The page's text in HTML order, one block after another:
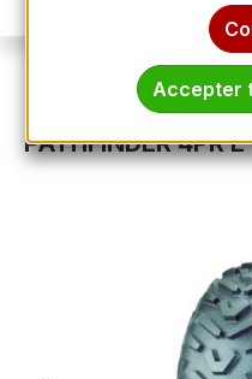
Pneus tout-terrain
KENDA 24x10.00 -
PATHFINDER 4PR
Ignorer la galerie
Accepter